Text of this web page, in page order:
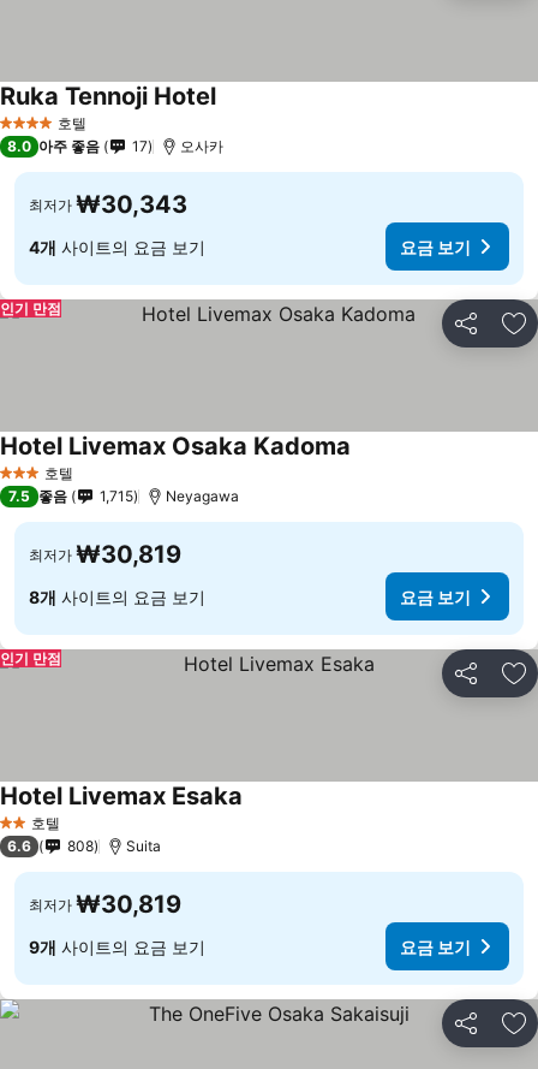
4 성급 호텔
Ruka Tennoji Hotel요금 보기
8.0 아주 좋음 17 오사카
최저가 ₩30,343
4개 사이트의 요금 보기 요금 보기
공유 즐
인기 만점
3 성급 호텔
Hotel Livemax Osaka Kadoma
7.5 좋음 1,715 Neyagawa
최저가 ₩30,819
8개 사이트의 요금 보기 요금 보기
공유 즐
인기 만점
2 성급호텔
Hotel Livemax Esaka
6.6 808 Suita
최저가 ₩30,819
9개 사이트의 요금 보기 요금 보기
공유 즐